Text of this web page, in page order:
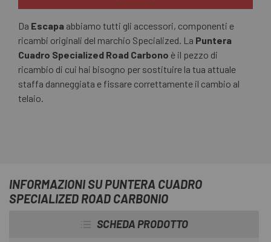
Da Escapa abbiamo tutti gli accessori, componenti e
ricambi originali del marchio Specialized. La Puntera
Cuadro Specialized Road Carbono è il pezzo di
ricambio di cui hai bisogno per sostituire la tua attuale
staffa danneggiata e fissare correttamente il cambio al
telaio.
INFORMAZIONI SU PUNTERA CUADRO
SPECIALIZED ROAD CARBONIO
SCHEDA PRODOTTO